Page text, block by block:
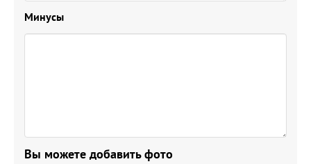
Минусы
Вы можете добавить фото